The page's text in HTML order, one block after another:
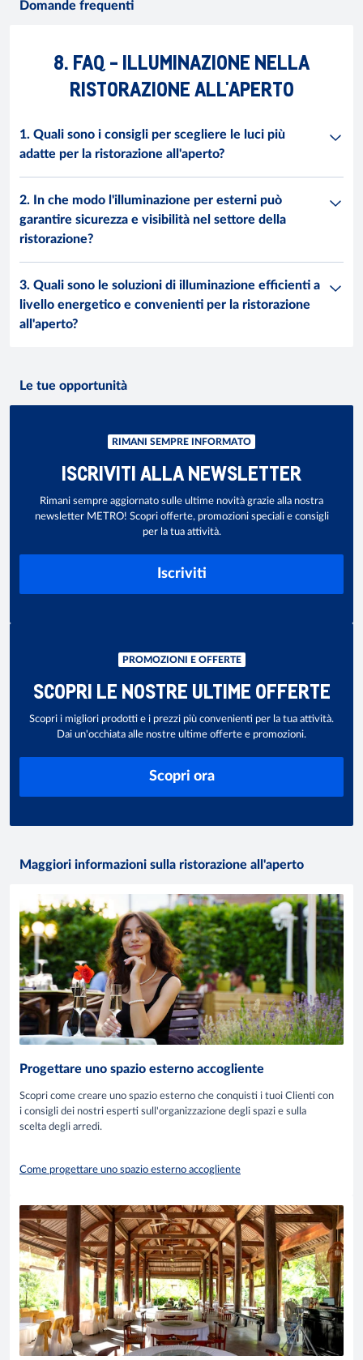
Domande frequenti
8. FAQ - ILLUMINAZIONE NELLA
RISTORAZIONE ALL'APERTO
1. Quali sono i consigli per scegliere le luci più
adatte per la ristorazione all'aperto?
2. In che modo l'illuminazione per esterni può
garantire sicurezza e visibilità nel settore della
ristorazione?
3. Quali sono le soluzioni di illuminazione efficienti a
livello energetico e convenienti per la ristorazione
all'aperto?
Le tue opportunità
RIMANI SEMPRE INFORMATO
ISCRIVITI ALLA NEWSLETTER
Rimani sempre aggiornato sulle ultime novità grazie alla nostra
newsletter METRO! Scopri offerte, promozioni speciali e consigli
per la tua attività.
Iscriviti
PROMOZIONI E OFFERTE
SCOPRI LE NOSTRE ULTIME OFFERTE
Scopri i migliori prodotti e i prezzi più convenienti per la tua attività.
Dai un'occhiata alle nostre ultime offerte e promozioni.
Scopri ora
Maggiori informazioni sulla ristorazione all'aperto
Progettare uno spazio esterno accogliente
Scopri come creare uno spazio esterno che conquisti i tuoi Clienti con
i consigli dei nostri esperti sull'organizzazione degli spazi e sulla
scelta degli arredi.
Come progettare uno spazio esterno accogliente